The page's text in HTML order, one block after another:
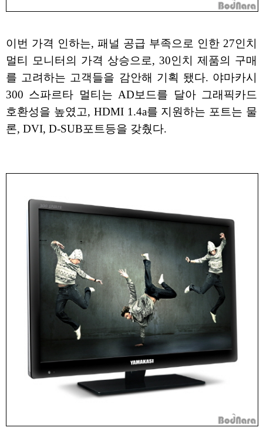
이번 가격 인하는, 패널 공급 부족으로 인한 27인치
멀티 모니터의 가격 상승으로, 30인치 제품의 구매
를 고려하는 고객들을 감안해 기획 됐다. 야마카시
300 스파르타 멀티는 AD보드를 달아 그래픽카드
호환성을 높였고, HDMI 1.4a를 지원하는 포트는 물
론, DVI, D-SUB포트등을 갖췄다.